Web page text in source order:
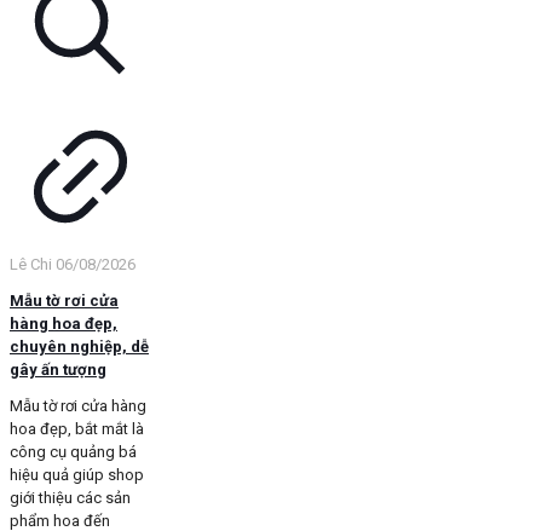
Lê Chi 06/08/2026
Mẫu tờ rơi cửa
hàng hoa đẹp,
chuyên nghiệp, dễ
gây ấn tượng
Mẫu tờ rơi cửa hàng
hoa đẹp, bắt mắt là
công cụ quảng bá
hiệu quả giúp shop
giới thiệu các sản
phẩm hoa đến